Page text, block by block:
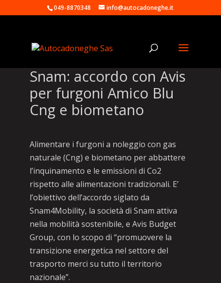
049-8870348 info@autocadoneghe.it
Snam: accordo con Avis
per furgoni Amico Blu
Cng e biometano
Alimentare i furgoni a noleggio con gas
naturale (Cng) e biometano per abbattere
l’inquinamento e le emissioni di Co2
rispetto alle alimentazioni tradizionali. E’
l’obiettivo dell’accordo siglato da
Snam4Mobility, la società di Snam attiva
nella mobilità sostenibile, e Avis Budget
Group, con lo scopo di “promuovere la
transizione energetica nel settore del
trasporto merci su tutto il territorio
nazionale”.